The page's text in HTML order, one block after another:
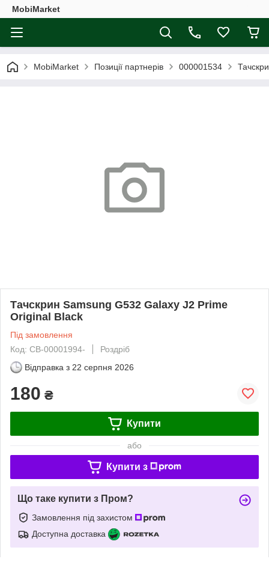
MobiMarket
MobiMarket Позиції партнерів 000001534
Тачскрин Samsung G532 Galaxy J2 Prime
Original Black
Під замовлення
Код: CB-00001994-
Роздріб
Відправка з 22 серпня 2026
180 ₴
Купити
або
Купити з
Що таке купити з Пром?
Замовлення під захистом
Доступна доставка